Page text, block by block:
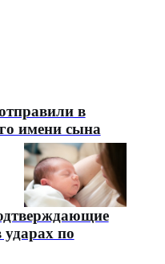
в
имени сына
по